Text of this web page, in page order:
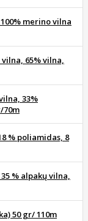
merino vilna
vilna, 65% vilna,
33%
70m
% poliamidas, 8
35 % alpakų vilna,
50 gr/ 110m